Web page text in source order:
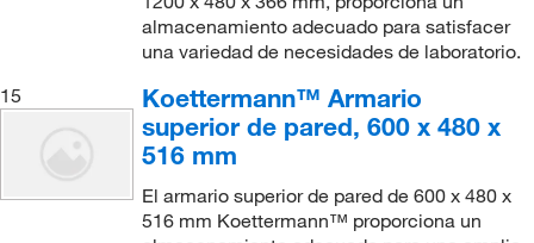
almacenamiento adecuado para satisfacer
una variedad de necesidades de laboratorio.
15
Koettermann™ Armario
superior de pared, 600 x 480 x
516 mm
El armario superior de pared de 600 x 480 x
516 mm Koettermann™ proporciona un